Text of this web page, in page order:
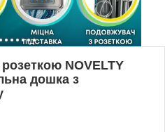
NOVELTY
дошка з